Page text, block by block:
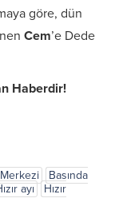
göre, dün
Cem’e Dede
Haberdir!
Basında
ayı
Hızır